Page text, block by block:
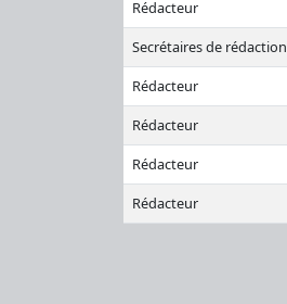
Rédacteur
Secrétaires de rédaction
Rédacteur
Rédacteur
Rédacteur
Rédacteur